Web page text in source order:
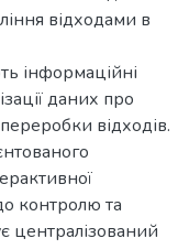
відходами в
інформаційні
даних про
відходів.
контролю та
централізований